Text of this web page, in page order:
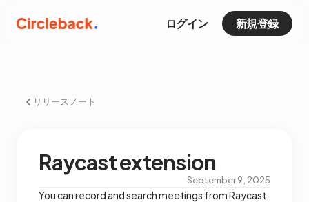
ログイン 新規登録
リリースノート
Raycast extension
September 9, 2025
You can record and search meetings from Raycast